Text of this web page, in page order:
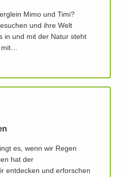
Mimo und Timi?
und ihre Welt
in und mit der Natur steht
mit…
es, wenn wir Regen
hat der
entdecken und erforschen